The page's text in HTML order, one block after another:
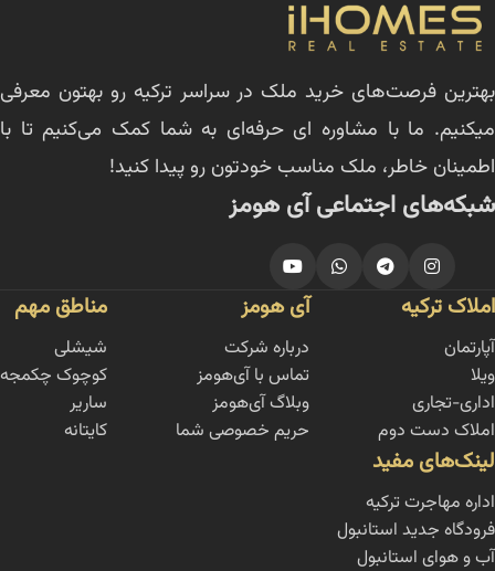
بهترین فرصت‌های خرید ملک در سراسر ترکیه رو بهتون معرفی
میکنیم. ما با مشاوره ای حرفه‌ای به شما کمک می‌کنیم تا با
اطمینان خاطر، ملک مناسب خودتون رو پیدا کنید!
شبکه‌های اجتماعی آی هومز
املاک ترکیه
آپارتمان
ویلا
اداری-تجاری
املاک دست دوم
آی هومز
درباره شرکت
تماس با آی‌هومز
وبلاگ آی‌هومز
حریم خصوصی شما
مناطق مهم
شیشلی
کوچوک چکمجه
ساریر
کایتانه
لینک‌های مفید
اداره مهاجرت ترکیه
فرودگاه جدید استانبول
آب و هوای استانبول